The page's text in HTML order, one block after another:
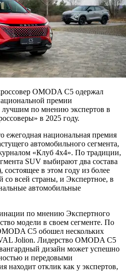
OMODA C5 одержал
премии
лучшим по мнению экспертов в
в 2025 году.
ежегодная национальная премия
автомобильного сегмента,
«Клуб 4х4». По традиции,
SUV выбирают два состава
в этом году из более
со всей страны, и Экспертное, в
автомобильные
по мнению Экспертного
модели в своем сегменте. По
C5 обошел нескольких
Jolion. Лидерство OMODA C5
дизайн может успешно
и передовыми
находит отклик как у экспертов,